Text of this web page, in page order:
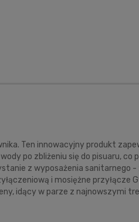
Ten innowacyjny produkt
po zbliżeniu się do pisuaru, co
z wyposażenia sanitarnego -
i mosiężne przyłącze
idący w parze z najnowszymi